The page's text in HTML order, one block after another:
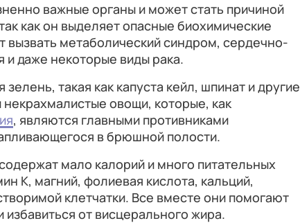
важные органы и может стать причиной
как он выделяет опасные биохимические
вызвать метаболический синдром, сердечно-
и даже некоторые виды рака.
зелень, такая как капуста кейл, шпинат и другие
овощи, которые, как
, являются главными противниками
в брюшной полости.
мало калорий и много питательных
К, магний, фолиевая кислота, кальций,
клетчатки. Все вместе они помогают
от висцерального жира.